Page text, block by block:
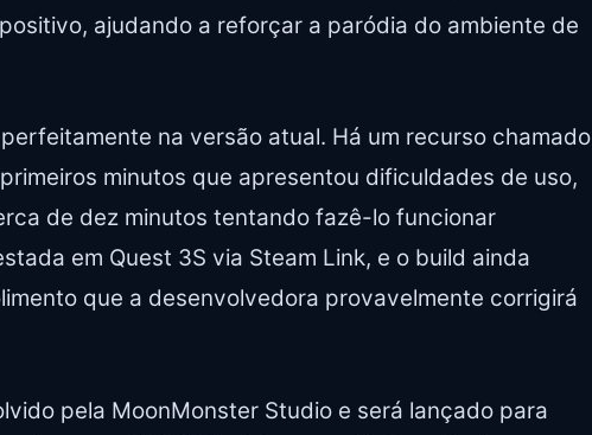
ajudando a reforçar a paródia do ambiente de
na versão atual. Há um recurso chamado
minutos que apresentou dificuldades de uso,
de dez minutos tentando fazê-lo funcionar
em Quest 3S via Steam Link, e o build ainda
que a desenvolvedora provavelmente corrigirá
pela MoonMonster Studio e será lançado para